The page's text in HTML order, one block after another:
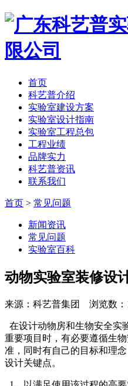
首页
科艺普介绍
实验室建设方案
实验室设计指南
实验室工程总包
工程业绩
品牌实力
科艺普资讯
联系我们
首页 > 常见问题
新闻资讯
常见问题
实验室百科
动物实验室装修设
来源：科艺普集团 浏览数：
在设计动物房和生物安全实
重要项目时，有必要遵循生
准，同时有自己的目标和理
设计关键点。